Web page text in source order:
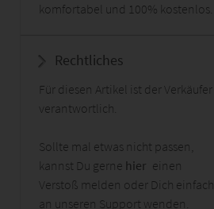
komfortabel und 100% kostenlos.
Rechtliches
Für diesen Artikel ist der Verkäufer
verantwortlich.
Sollte mal etwas nicht passen,
kannst Du gerne hier einen
Verstoß melden oder Dich einfach
an unseren Support wenden.